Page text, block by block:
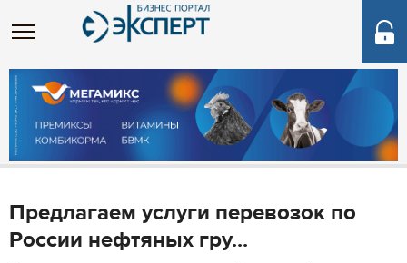
Предлагаем услуги перевозок по
России нефтяных гру...